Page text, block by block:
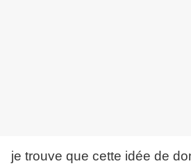
je trouve que cette idée de